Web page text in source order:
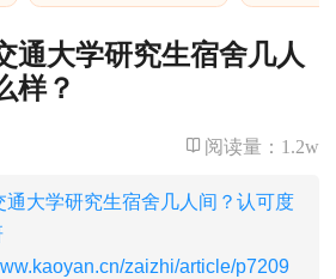
招生政策
通大学研究生宿舍几人
样？
阅读量： 1.2w
通大学研究生宿舍几人间？认可度
zaizhi/article/p7209